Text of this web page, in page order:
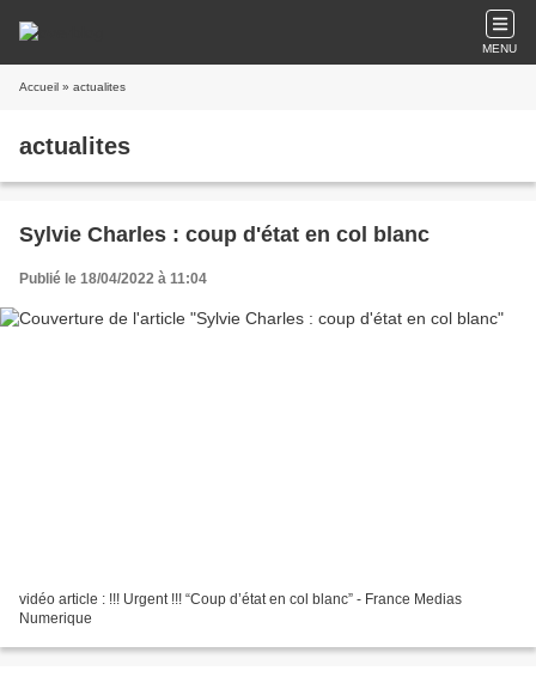
MENU
Accueil » actualites
actualites
Sylvie Charles : coup d'état en col blanc
Publié le 18/04/2022 à 11:04
vidéo article : !!! Urgent !!! “Coup d’état en col blanc” - France Medias
Numerique